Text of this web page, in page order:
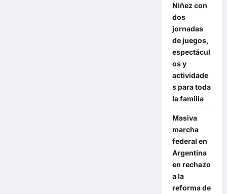
Niñez con
dos
jornadas
de juegos,
espectácul
os y
actividade
s para toda
la familia
Masiva
marcha
federal en
Argentina
en rechazo
a la
reforma de